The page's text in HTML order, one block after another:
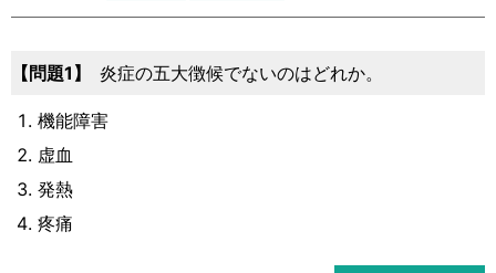
問題1 炎症の五大徴候でないのはどれか。
機能障害
虚血
発熱
疼痛